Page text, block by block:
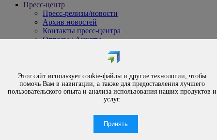
Пресс-центр
Пресс-релизы/новости
Архив новостей
Контакты пресс-центра
Опросы / Анкеты
Обращения
Порядок рассмотрения обращений
Личный приём
Электронные обращения
Часто задаваемые вопросы
Этот сайт использует cookie-файлы и другие технологии, чтобы
помочь Вам в навигации, а также для предоставления лучшего
пользовательского опыта и анализа использования наших продуктов и
услуг.
Принять